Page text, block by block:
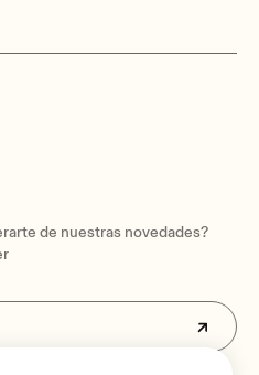
de nuestras novedades?